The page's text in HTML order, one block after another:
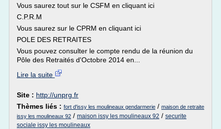
Vous saurez tout sur le CSFM en cliquant ici
C.P.R.M
Vous saurez sur le CPRM en cliquant ici
POLE DES RETRAITES
Vous pouvez consulter le compte rendu de la réunion du
Pôle des Retraités d'Octobre 2014 en...
Lire la suite
Site : http://unprg.fr
Thèmes liés : fort d'issy les moulineaux gendarmerie / maison de retraite
issy les moulineaux 92 / maison issy les moulineaux 92 / securite
sociale issy les moulineaux